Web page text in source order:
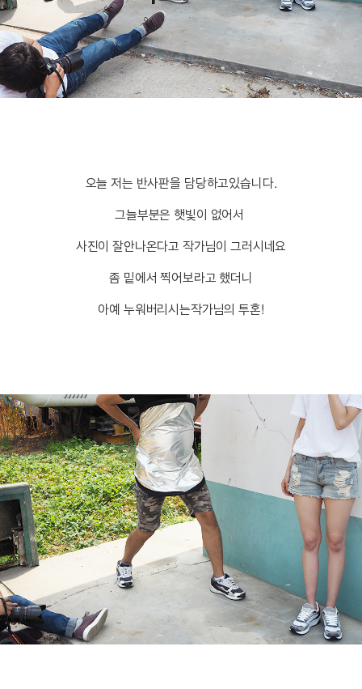
오늘 저는 반사판을 담당하고있습니다.
그늘부분은 햇빛이 없어서
사진이 잘안나온다고 작가님이 그러시네요
좀 밑에서 찍어보라고 했더니
아예 누워버리시는작가님의 투혼!